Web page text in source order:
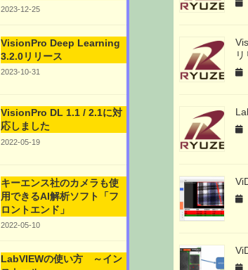
2023-12-25
VisionPro Deep Learning
3.2.0リリース
2023-10-31
VisionPro DL 1.1 / 2.1に対
応しました
2022-05-19
キーエンス社のカメラも使
用できるAI解析ソフト「フ
ロントエンド」
2022-05-10
LabVIEWの使い方 ～イン